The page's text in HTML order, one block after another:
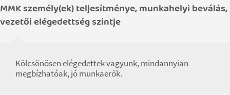
MMK személy(ek) teljesítménye, munkahelyi beválás,
vezetői elégedettség szintje
Kölcsönösen elégedettek vagyunk, mindannyian
megbízhatóak, jó munkaerők.